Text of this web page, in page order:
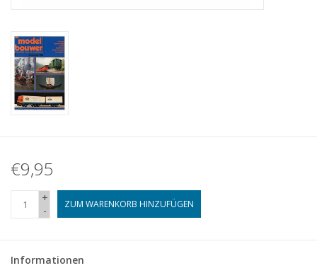
€9,95
+
-
ZUM WARENKORB HINZUFÜGEN
Informationen